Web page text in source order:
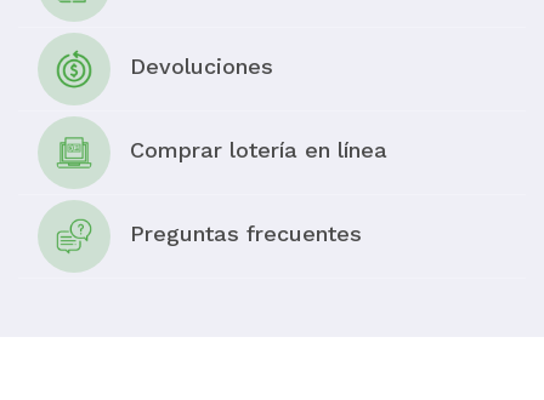
Devoluciones
Comprar lotería en línea
Preguntas frecuentes